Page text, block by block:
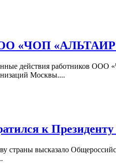
«ЧОП «АЛЬТАИР»
действия работников ООО
Москвы....
к Президенту
страны высказало